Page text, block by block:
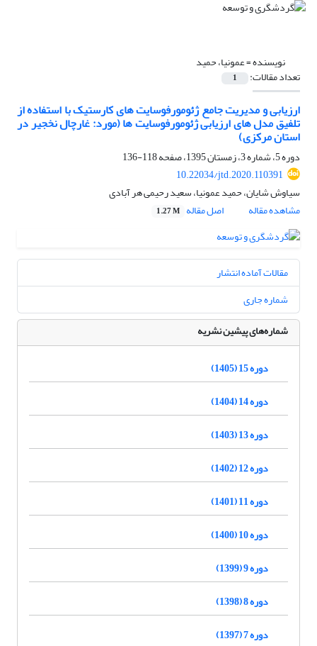
نویسنده =عمونیا، حمید
تعداد مقالات: 1
ارزیابی و مدیریت جامع ژئومورفوسایت های کارستیک با استفاده از
تلفیق مدل های ارزیابی ژئومورفوسایت ها (مورد: غارچال نخجیر در
استان مرکزی)
دوره 5، شماره 3، زمستان 1395، صفحه
118-136
10.22034/jtd.2020.110391
سیاوش شایان، حمید عمونیا، سعید رحیمی هر آبادی
مشاهده مقاله
اصل مقاله 1.27 M
مقالات آماده انتشار
شماره جاری
شماره‌های پیشین نشریه
دوره 15 (1405)
دوره 14 (1404)
دوره 13 (1403)
دوره 12 (1402)
دوره 11 (1401)
دوره 10 (1400)
دوره 9 (1399)
دوره 8 (1398)
دوره 7 (1397)